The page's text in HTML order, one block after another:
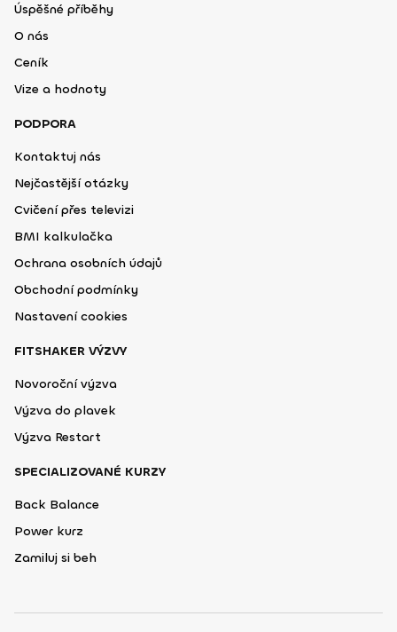
Úspěšné příběhy
O nás
Ceník
Vize a hodnoty
PODPORA
Kontaktuj nás
Nejčastější otázky
Cvičení přes televizi
BMI kalkulačka
Ochrana osobních údajů
Obchodní podmínky
Nastavení cookies
FITSHAKER VÝZVY
Novoroční výzva
Výzva do plavek
Výzva Restart
SPECIALIZOVANÉ KURZY
Back Balance
Power kurz
Zamiluj si beh